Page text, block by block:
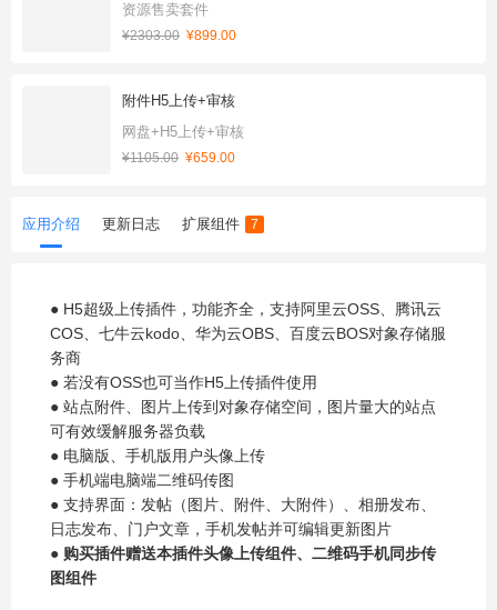
资源售卖套件
¥2303.00 ¥899.00
附件H5上传+审核
网盘+H5上传+审核
¥1105.00 ¥659.00
应用介绍 更新日志 扩展组件 7
● H5超级上传插件，功能齐全，支持阿里云OSS、腾讯云
COS、七牛云kodo、华为云OBS、百度云BOS对象存储服
务商
● 若没有OSS也可当作H5上传插件使用
● 站点附件、图片上传到对象存储空间，图片量大的站点
可有效缓解服务器负载
● 电脑版、手机版用户头像上传
● 手机端电脑端二维码传图
● 支持界面：发帖（图片、附件、大附件）、相册发布、
日志发布、门户文章，手机发帖并可编辑更新图片
● 购买插件赠送本插件头像上传组件、二维码手机同步传
图组件